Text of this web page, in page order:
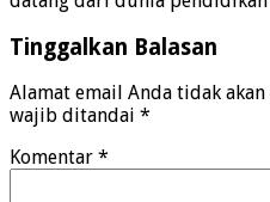
Tinggalkan Balasan
Alamat email Anda tidak
wajib ditandai *
Komentar *